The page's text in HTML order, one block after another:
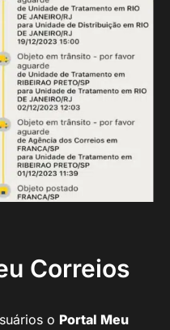
Correios
o Portal Meu